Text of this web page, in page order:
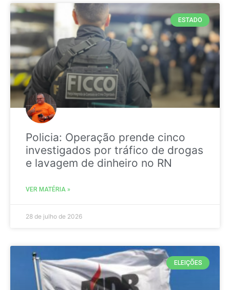
ESTADO
Policia: Operação prende cinco
investigados por tráfico de drogas
e lavagem de dinheiro no RN
VER MATÉRIA »
28 de julho de 2026
ELEIÇÕES